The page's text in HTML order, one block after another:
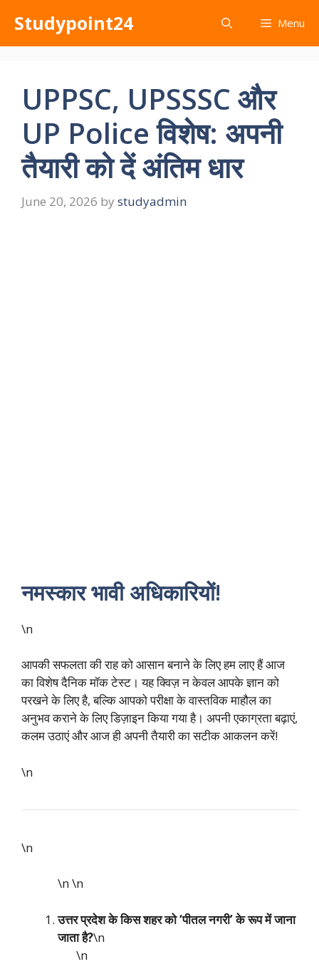
content
Studypoint24 Menu
UPPSC, UPSSSC और
UP Police विशेष: अपनी
तैयारी को दें अंतिम धार
June 20, 2026 by studyadmin
नमस्कार भावी अधिकारियों!
\n
आपकी सफलता की राह को आसान बनाने के लिए हम लाए हैं आज
का विशेष दैनिक मॉक टेस्ट। यह क्विज़ न केवल आपके ज्ञान को
परखने के लिए है, बल्कि आपको परीक्षा के वास्तविक माहौल का
अनुभव कराने के लिए डिज़ाइन किया गया है। अपनी एकाग्रता बढ़ाएं,
कलम उठाएं और आज ही अपनी तैयारी का सटीक आकलन करें!
\n
\n
\n\n
उत्तर प्रदेश के किस शहर को ‘पीतल नगरी’ के रूप में जाना
जाता है?\n
\n